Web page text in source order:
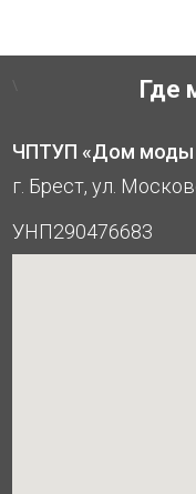
Где
ЧПТУП «Дом моды
г. Брест, ул.
УНП290476683